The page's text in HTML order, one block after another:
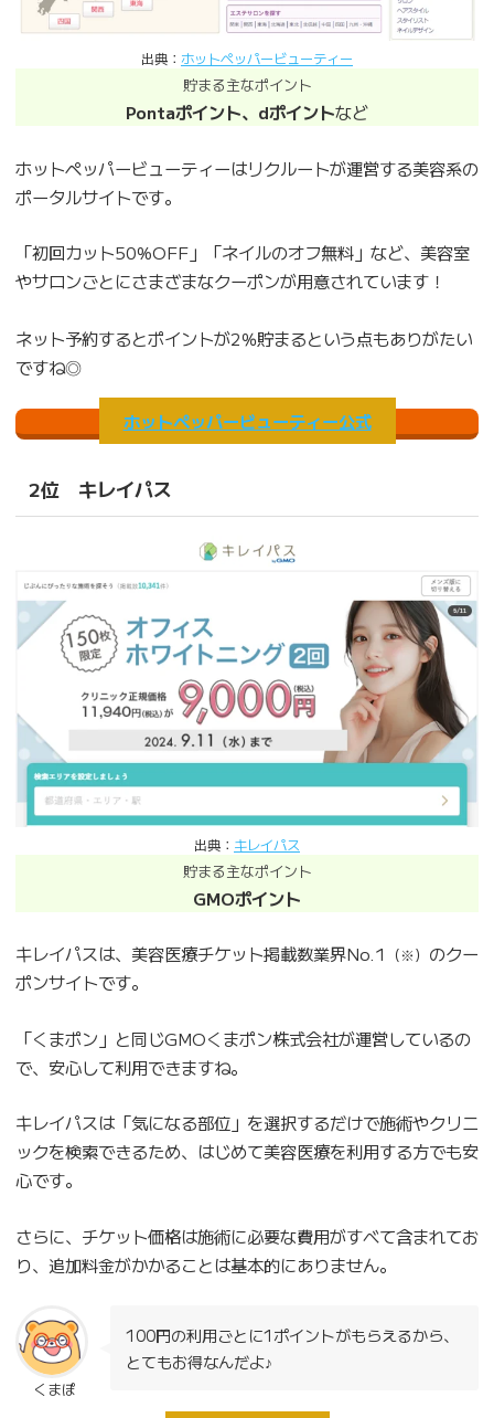
出典： ホットペッパービューティー
貯まる主なポイント
Pontaポイント、dポイントなど
ホットペッパービューティーはリクルートが運営する美容系の
ポータルサイトです。
「初回カット50%OFF」「ネイルのオフ無料」など、美容室
やサロンごとにさまざまなクーポンが用意されています！
ネット予約するとポイントが2％貯まるという点もありがたい
ですね◎
ホットペッパービューティー公式
2位 キレイパス
出典： キレイパス
貯まる主なポイント
GMOポイント
キレイパスは、美容医療チケット掲載数業界No.1 （※） のクー
ポンサイトです。
「くまポン」と同じGMOくまポン株式会社が運営しているの
で、安心して利用できますね。
キレイパスは「気になる部位」を選択するだけで施術やクリニ
ックを検索できるため、はじめて美容医療を利用する方でも安
心です。
さらに、チケット価格は施術に必要な費用がすべて含まれてお
り、追加料金がかかることは基本的にありません。
くまぽ
100円の利用ごとに1ポイントがもらえるから、
とてもお得なんだよ♪